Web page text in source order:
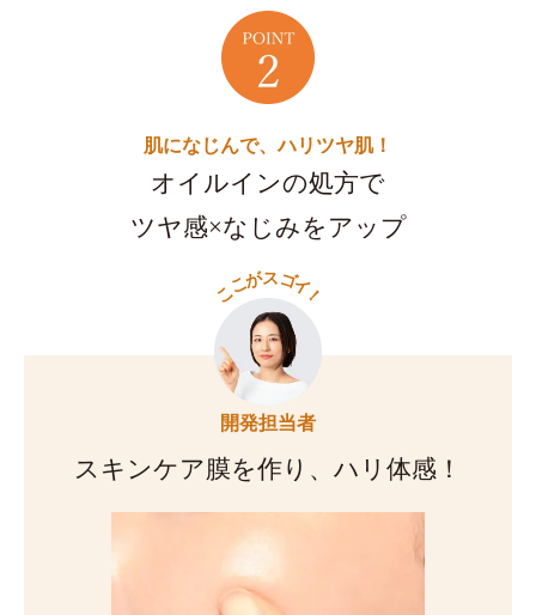
肌になじんで、ハリツヤ肌！
オイルインの処方で
ツヤ感×なじみをアップ
ここがスゴイ
！
開発担当者
スキンケア膜を作り、ハリ体感！